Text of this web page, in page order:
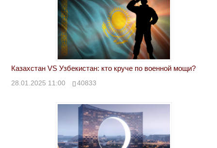
Казахстан VS Узбекистан: кто круче по военной мощи?
28.01.2025 11:00 40833